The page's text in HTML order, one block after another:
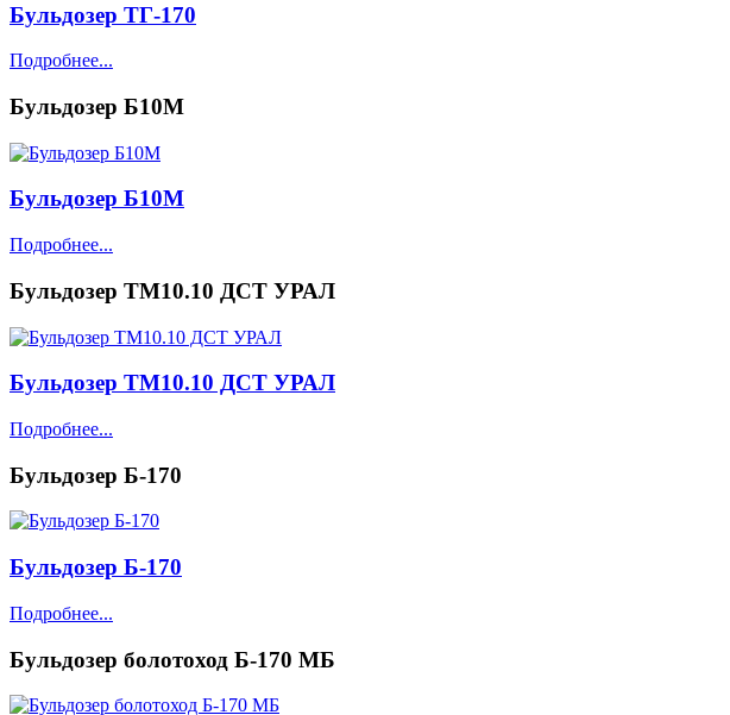
Бульдозер ТГ-170
Подробнее...
Бульдозер Б10М
Бульдозер Б10М
Подробнее...
Бульдозер ТМ10.10 ДСТ УРАЛ
Бульдозер ТМ10.10 ДСТ УРАЛ
Подробнее...
Бульдозер Б-170
Бульдозер Б-170
Подробнее...
Бульдозер болотоход Б-170 МБ